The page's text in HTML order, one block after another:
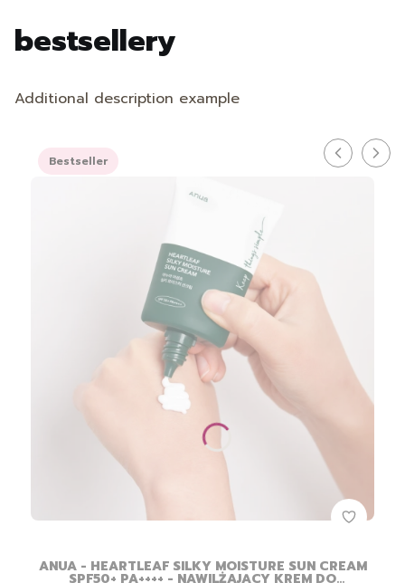
bestsellery
Additional description example
Bestseller
ANUA - HEARTLEAF SILKY MOISTURE SUN CREAM
SPF50+ PA++++ - NAWILŻAJĄCY KREM DO